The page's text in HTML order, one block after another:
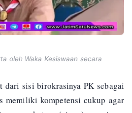
oleh Waka Kesiswaan secara
sisi birokrasinya PK sebagai
memiliki kompetensi cukup agar